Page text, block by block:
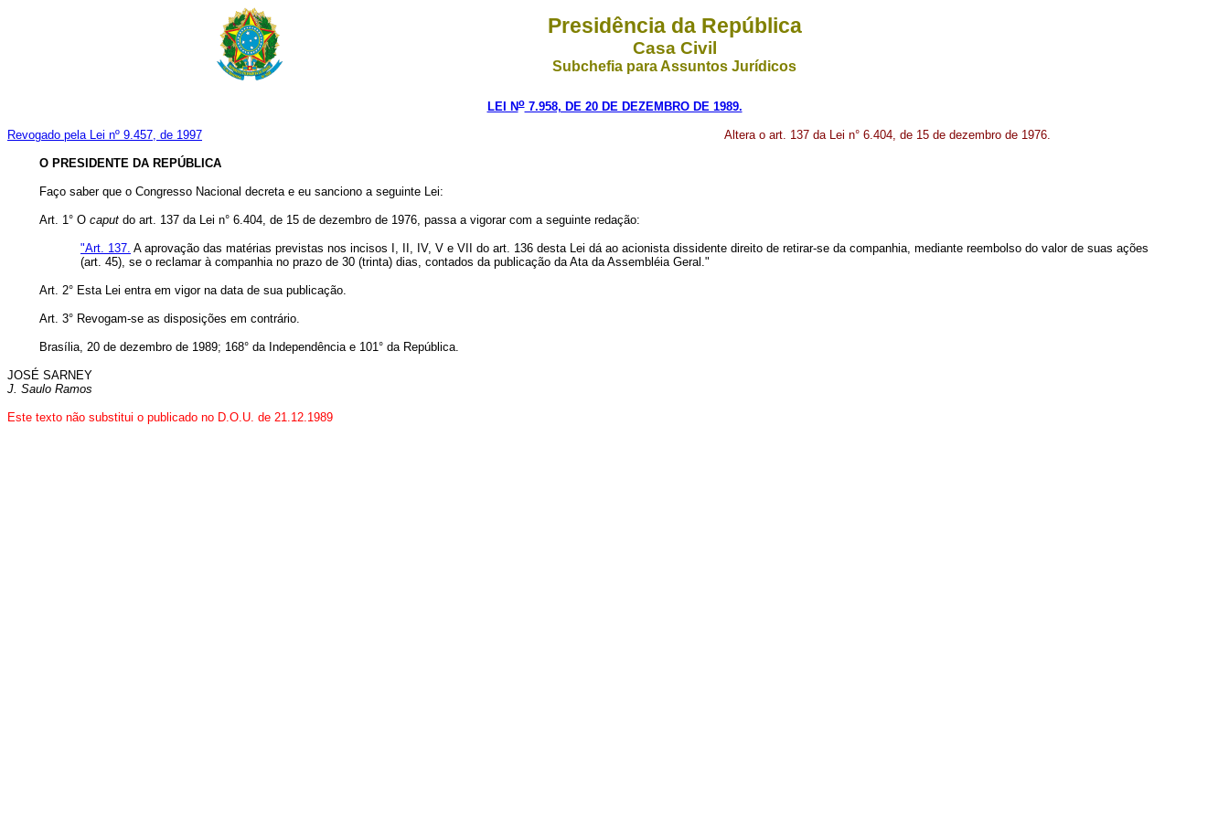
Presidência da República
Casa Civil
Subchefia para Assuntos Jurídicos
LEI No7.958, DE 20 DE DEZEMBRO DE 1989.
Revogado pela Lei nº 9.457, de 1997 Altera o art. 137 da Lei n° 6.404, de 15 de dezembro de 1976.
O PRESIDENTE DA REPÚBLICA
Faço saber que o Congresso Nacional decreta e eu sanciono a seguinte Lei:
Art. 1° O caput do art. 137 da Lei n° 6.404, de 15 de dezembro de 1976, passa a vigorar com a seguinte redação:
"Art. 137. A aprovação das matérias previstas nos incisos I, II, IV, V e VII do art. 136 desta Lei dá ao acionista dissidente direito de retirar-se da companhia, mediante reembolso do valor de suas ações
(art. 45), se o reclamar à companhia no prazo de 30 (trinta) dias, contados da publicação da Ata da Assembléia Geral."
Art. 2° Esta Lei entra em vigor na data de sua publicação.
Art. 3° Revogam-se as disposições em contrário.
Brasília, 20 de dezembro de 1989; 168° da Independência e 101° da República.
JOSÉ SARNEY
J. Saulo Ramos
Este texto não substitui o publicado no D.O.U. de 21.12.1989